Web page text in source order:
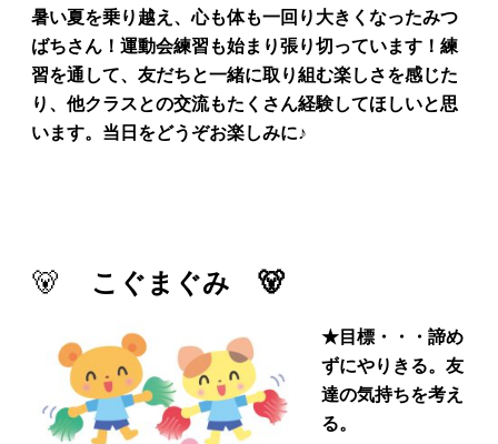
暑い夏を乗り越え、心も体も一回り大きくなったみつ
ばちさん！運動会練習も始まり張り切っています！練
習を通して、友だちと一緒に取り組む楽しさを感じた
り、他クラスとの交流もたくさん経験してほしいと思
います。当日をどうぞお楽しみに♪
🐻 こぐまぐみ 🐻
★目標・・・諦め
ずにやりきる。友
達の気持ちを考え
る。